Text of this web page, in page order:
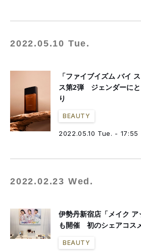
2022.05.10 Tue.
「ファイブイズム バイ
ス第2弾 ジェンダーに
り
BEAUTY
2022.05.10 Tue. - 17:55
2022.02.23 Wed.
伊勢丹新宿店「メイク
も開催 初のシェアコス
BEAUTY